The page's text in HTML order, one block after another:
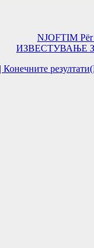
NJOFTIM Për
ИЗВЕСТУВАЊЕ За